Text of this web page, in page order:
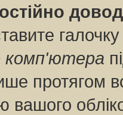
комп'ютера
протягом
вашого